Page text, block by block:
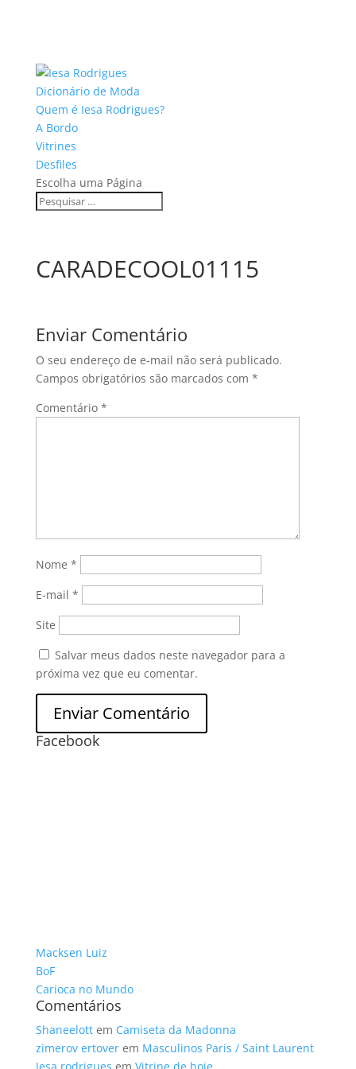
Dicionário de Moda
Quem é Iesa Rodrigues?
A Bordo
Vitrines
Desfiles
Escolha uma Página
CARADECOOL01115
Enviar Comentário
O seu endereço de e-mail não será publicado.
Campos obrigatórios são marcados com *
Comentário *
Nome *
E-mail *
Site
Salvar meus dados neste navegador para a
próxima vez que eu comentar.
Facebook
Macksen Luiz
BoF
Carioca no Mundo
Comentários
Shaneelottem Camiseta da Madonna
zimerov ertoverem Masculinos Paris / Saint Laurent